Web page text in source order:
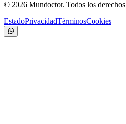
© 2026 Mundoctor. Todos los derechos
EstadoPrivacidadTérminosCookies